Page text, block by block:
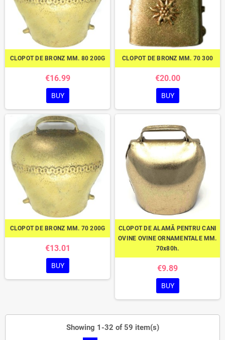
CLOPOT DE BRONZ MM. 80 200G
€16.99
BUY
CLOPOT DE BRONZ MM. 70 300
€20.00
BUY
CLOPOT DE BRONZ MM. 70 200G
€13.01
BUY
CLOPOT DE ALAMĂ PENTRU CANI
OVINE OVINE ORNAMENTALE MM.
70x80h.
€9.89
BUY
Showing 1-32 of 59 item(s)